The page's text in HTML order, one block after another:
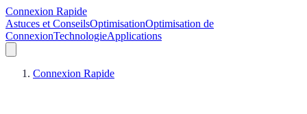
Connexion Rapide
Astuces et ConseilsOptimisationOptimisation de
ConnexionTechnologieApplications
Connexion Rapide